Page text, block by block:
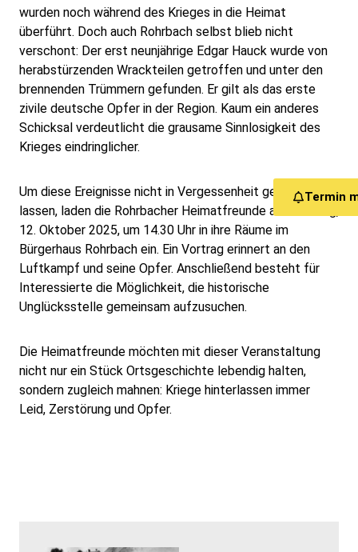
wurden noch während des Krieges in die Heimat
überführt. Doch auch Rohrbach selbst blieb nicht
verschont: Der erst neunjährige Edgar Hauck wurde von
herabstürzenden Wrackteilen getroffen und unter den
brennenden Trümmern gefunden. Er gilt als das erste
zivile deutsche Opfer in der Region. Kaum ein anderes
Schicksal verdeutlicht die grausame Sinnlosigkeit des
Krieges eindringlicher.
Um diese Ereignisse nicht in Vergessenheit geraten zu
lassen, laden die Rohrbacher Heimatfreunde am Sonntag,
12. Oktober 2025, um 14.30 Uhr in ihre Räume im
Bürgerhaus Rohrbach ein. Ein Vortrag erinnert an den
Luftkampf und seine Opfer. Anschließend besteht für
Interessierte die Möglichkeit, die historische
Unglücksstelle gemeinsam aufzusuchen.
Die Heimatfreunde möchten mit dieser Veranstaltung
nicht nur ein Stück Ortsgeschichte lebendig halten,
sondern zugleich mahnen: Kriege hinterlassen immer
Leid, Zerstörung und Opfer.
Termin